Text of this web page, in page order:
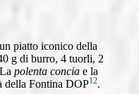
piatto iconico della
g di burro, 4 tuorli, 2
polenta concia e la
della Fontina DOP12.